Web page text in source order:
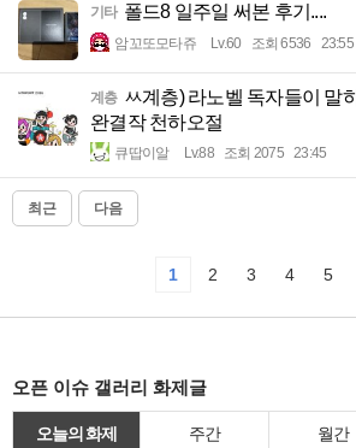
기타 폴드8 일주일 써본 후기....
암꼬또모타쥬 Lv.60 조회 6536 23:55
계층 ㅆ계층) 라노벨 독자들이 말
완결작 천하오절
큐땁이알 Lv.88 조회 2075 23:45
최근 다음
1 2 3 4 5
오픈 이슈 갤러리 화제글
오늘의 화제 주간 월간